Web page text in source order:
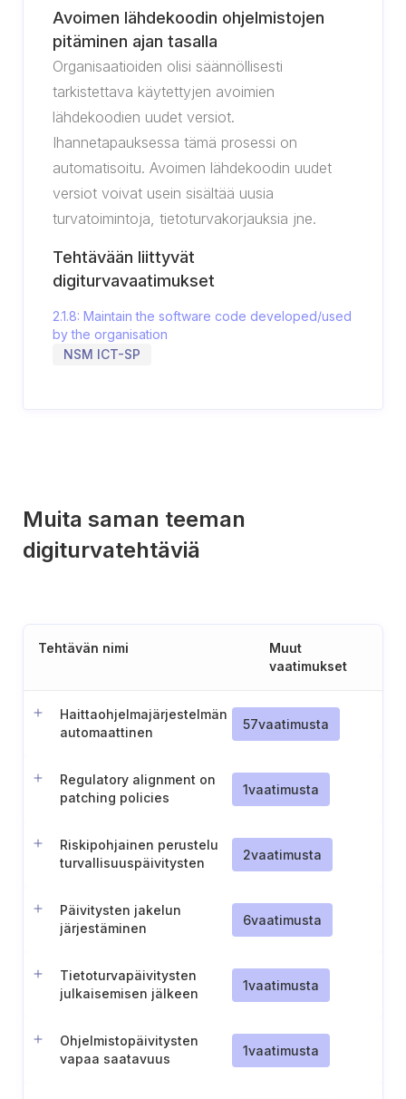
Avoimen lähdekoodin ohjelmistojen
pitäminen ajan tasalla
Organisaatioiden olisi säännöllisesti
tarkistettava käytettyjen avoimien
lähdekoodien uudet versiot.
Ihannetapauksessa tämä prosessi on
automatisoitu. Avoimen lähdekoodin uudet
versiot voivat usein sisältää uusia
turvatoimintoja, tietoturvakorjauksia jne.
Tehtävään liittyvät
digiturvavaatimukset
2.1.8: Maintain the software code developed/used
by the organisation
NSM ICT-SP
Muita saman teeman
digiturvatehtäviä
Tehtävän nimi
Muut
vaatimukset
Haittaohjelmajärjestelmän
automaattinen
57vaatimusta
Regulatory alignment on
patching policies
1vaatimusta
Riskipohjainen perustelu
turvallisuuspäivitysten
2vaatimusta
Päivitysten jakelun
järjestäminen
6vaatimusta
Tietoturvapäivitysten
julkaisemisen jälkeen
1vaatimusta
Ohjelmistopäivitysten
vapaa saatavuus
1vaatimusta